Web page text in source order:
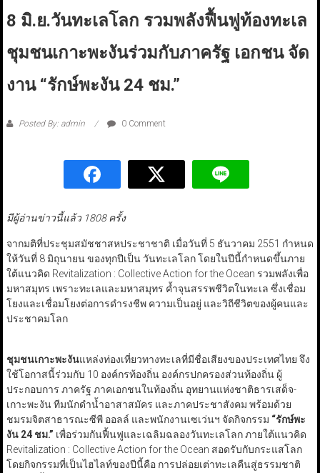
8 มิ.ย.วันทะเลโลก รวมพลังฟื้นฟูท้องทะเล
ชุมชนเกาะพะงันร่วมกับภาครัฐ เอกชน จัด
งาน “รักษ์พะงัน 24 ชม.”
Posted By: admin 0 Comment
มีผู้อ่านข่าวนี้แล้ว 1808 ครั้ง
จากมติที่ประชุมสมัชชาสหประชาชาติ เมื่อวันที่ 5 ธันวาคม 2551 กำหนด
ให้วันที่ 8 มิถุนายน ของทุกปีเป็น วันทะเลโลก โดยในปีนี้กำหนดขึ้นภาย
ใต้แนวคิด Revitalization : Collective Action for the Ocean รวมพลังเพื่อ
มหาสมุทร เพราะทะเลและมหาสมุทร ค้ำจุนสรรพชีวิตในทะเล ซึ่งเชื่อม
โยงและเชื่อมโยงต่อการดำรงชีพ ความเป็นอยู่ และวิถีชีวิตของผู้คนและ
ประชาคมโลก
ชุมชนเกาะพะงันแหล่งท่องเที่ยวทางทะเลที่มีชื่อเสียงของประเทศไทย จึง
ใช้โอกาสนี้ร่วมกับ 10 องค์กรท้องถิ่น องค์กรปกครองส่วนท้องถิ่น ผู้
ประกอบการ ภาครัฐ ภาคเอกชนในท้องถิ่น อุทยานแห่งชาติธารเสด็จ-
เกาะพะงัน ทีมนักดำน้ำอาสาสมัคร และภาคประชาสังคม พร้อมด้วย
ชมรมจิตสาธารณะซีพี ออลล์ และพนักงานเซเว่นฯ จัดกิจกรรม “รักษ์พะ
งัน 24 ชม.” เพื่อร่วมกันฟื้นฟูและเฉลิมฉลองวันทะเลโลก ภายใต้แนวคิด
Revitalization : Collective Action for the Ocean สอดรับกับกระแสโลก
โดยกิจกรรมที่เป็นไฮไลท์ของปีนี้คือ การปล่อยเต่าทะเลคืนสู่ธรรมชาติ